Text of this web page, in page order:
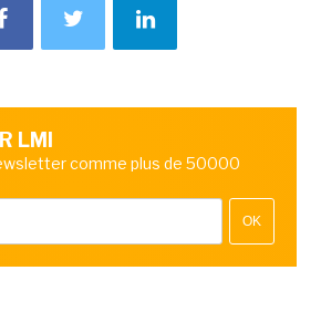
LMI
comme plus de 50000
OK